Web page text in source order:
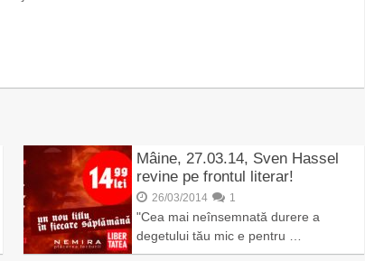
Mâine, 27.03.14, Sven Hassel
revine pe frontul literar!
26/03/2014 1
"Cea mai neînsemnată durere a
degetului tău mic e pentru …